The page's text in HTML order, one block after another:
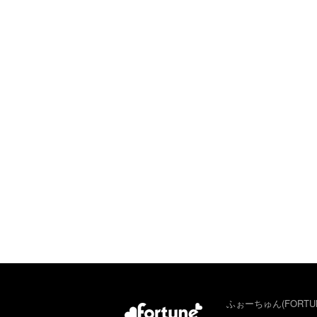
ふぉーちゅん